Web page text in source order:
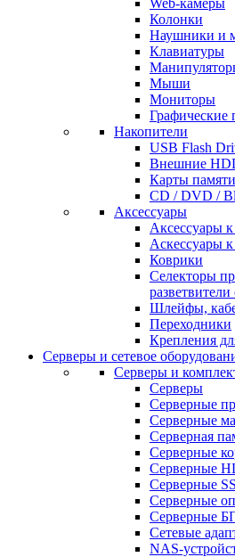
Web-камеры
Колонки
Наушники и
Клавиатуры
Мыши
Мониторы
Графические
Накопители
USB Flash
Внешние
Карты
CD / DVD /
Аксессуары
Аксессуары
Аскессуары
Коврики
Селекторы
разветвители
Шлейфы,
Переходники
Крепления
Серверы и сетевое
Серверы и
Серверы
Серверные
Серверные
Серверная
Серверные
Серверные
Серверные
Серверные
Серверные
Сетевые
NAS-